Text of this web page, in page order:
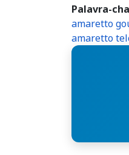
Palavra-
amaretto
amaretto